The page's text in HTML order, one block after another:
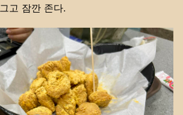
고 잠깐 존다.